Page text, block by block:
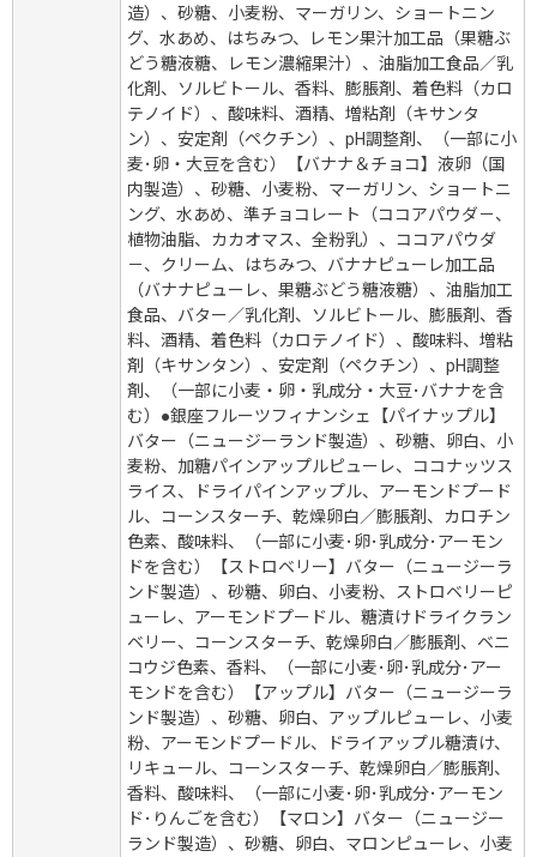
造）、砂糖、小麦粉、マーガリン、ショートニン
グ、水あめ、はちみつ、レモン果汁加工品（果糖ぶ
どう糖液糖、レモン濃縮果汁）、油脂加工食品／乳
化剤、ソルビトール、香料、膨脹剤、着色料（カロ
テノイド）、酸味料、酒精、増粘剤（キサンタ
ン）、安定剤（ペクチン）、pH調整剤、（一部に小
麦･卵・大豆を含む）【バナナ＆チョコ】液卵（国
内製造）、砂糖、小麦粉、マーガリン、ショートニ
ング、水あめ、準チョコレート（ココアパウダ－、
植物油脂、カカオマス、全粉乳）、ココアパウダ
－、クリーム、はちみつ、バナナピューレ加工品
（バナナピューレ、果糖ぶどう糖液糖）、油脂加工
食品、バター／乳化剤、ソルビトール、膨脹剤、香
料、酒精、着色料（カロテノイド）、酸味料、増粘
剤（キサンタン）、安定剤（ペクチン）、pH調整
剤、（一部に小麦・卵・乳成分・大豆･バナナを含
む）●銀座フルーツフィナンシェ【パイナップル】
バター（ニュージーランド製造）、砂糖、卵白、小
麦粉、加糖パインアップルピューレ、ココナッツス
ライス、ドライパインアップル、アーモンドプード
ル、コーンスターチ、乾燥卵白／膨脹剤、カロチン
色素、酸味料、（一部に小麦･卵･乳成分･アーモン
ドを含む）【ストロベリー】バター（ニュージーラ
ンド製造）、砂糖、卵白、小麦粉、ストロベリーピ
ューレ、アーモンドプードル、糖漬けドライクラン
ベリー、コーンスターチ、乾燥卵白／膨脹剤、ベニ
コウジ色素、香料、（一部に小麦･卵･乳成分･アー
モンドを含む）【アップル】バター（ニュージーラ
ンド製造）、砂糖、卵白、アップルピューレ、小麦
粉、アーモンドプードル、ドライアップル糖漬け、
リキュール、コーンスターチ、乾燥卵白／膨脹剤、
香料、酸味料、（一部に小麦･卵･乳成分･アーモン
ド･りんごを含む）【マロン】バター（ニュージー
ランド製造）、砂糖、卵白、マロンピューレ、小麦